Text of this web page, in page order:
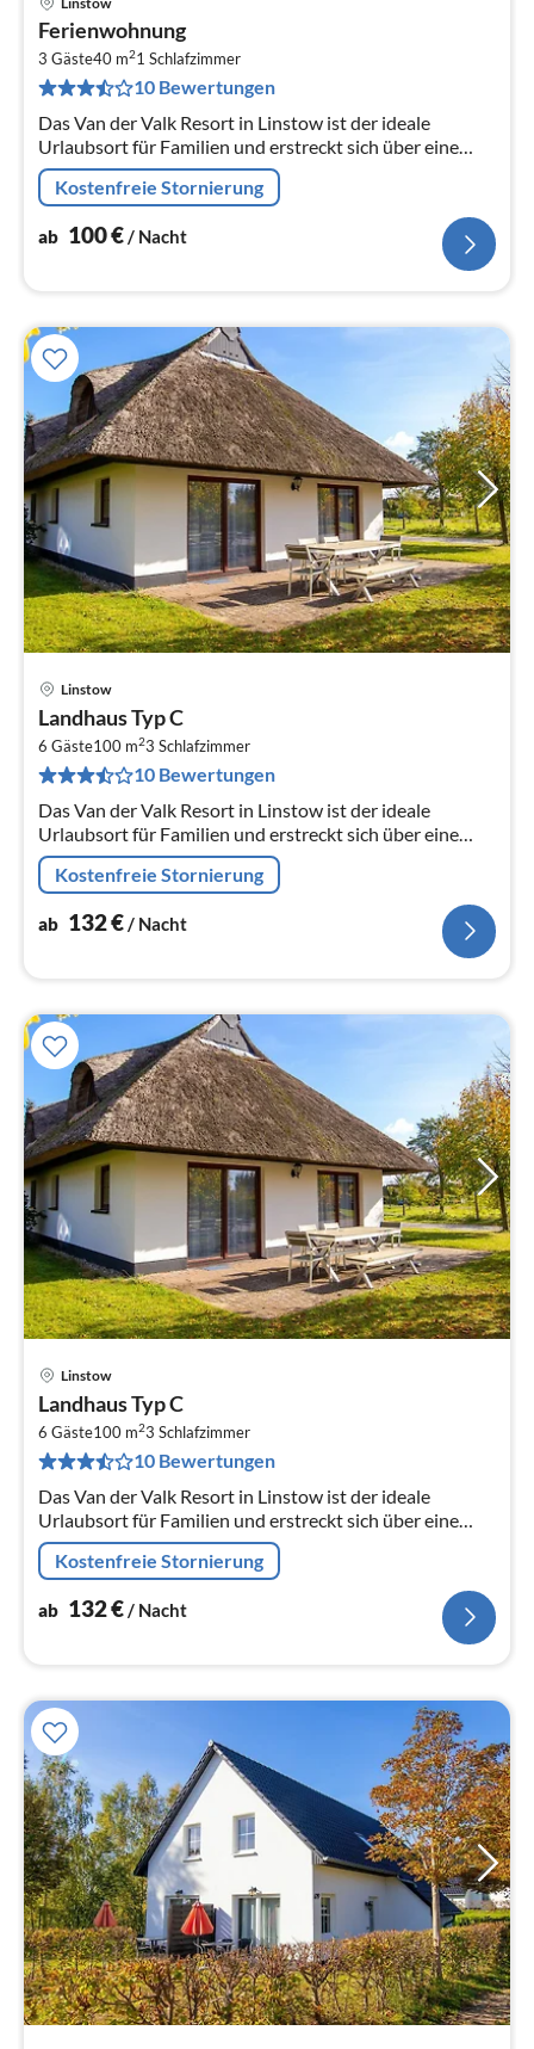
Ferienwohnung
3 Gäste40 m21 Schlafzimmer
10 Bewertungen
Das Van der Valk Resort in Linstow ist der ideale
Urlaubsort für Familien und erstreckt sich über eine
weitläufige, malerische Landschaft mit 400
verschiedenen Ferienhäusern und...
Kostenfreie Stornierung
ab 100€/ Nacht
Linstow
Landhaus Typ C
6 Gäste100 m23 Schlafzimmer
10 Bewertungen
Das Van der Valk Resort in Linstow ist der ideale
Urlaubsort für Familien und erstreckt sich über eine
weitläufige, malerische Landschaft mit 400
verschiedenen Ferienhäusern und...
Kostenfreie Stornierung
ab 132€/ Nacht
Linstow
Landhaus Typ C
6 Gäste100 m23 Schlafzimmer
10 Bewertungen
Das Van der Valk Resort in Linstow ist der ideale
Urlaubsort für Familien und erstreckt sich über eine
weitläufige, malerische Landschaft mit 400
verschiedenen Ferienhäusern und...
Kostenfreie Stornierung
ab 132€/ Nacht